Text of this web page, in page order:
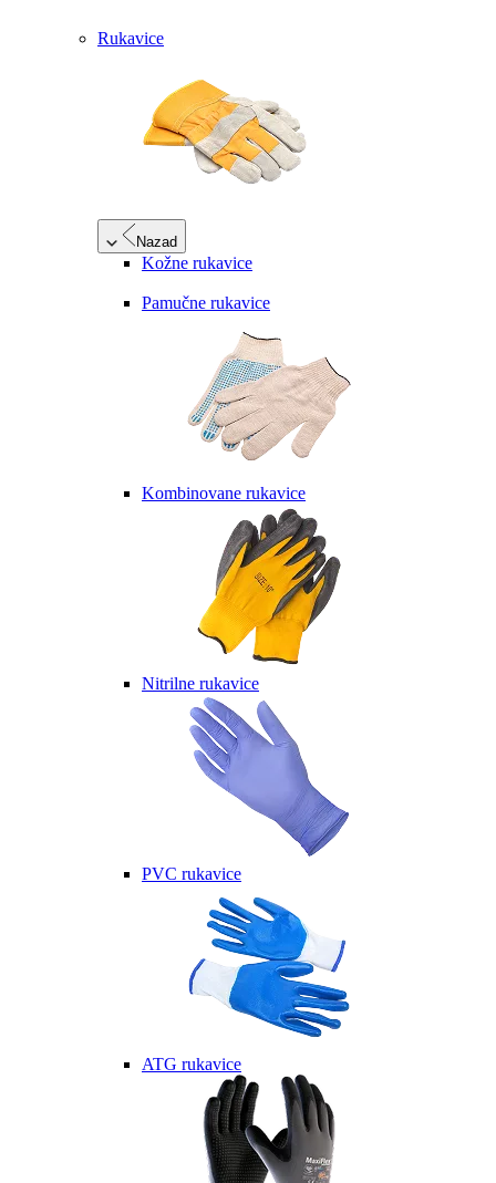
Rukavice
Nazad
Kožne rukavice
Pamučne rukavice
Kombinovane rukavice
Nitrilne rukavice
PVC rukavice
ATG rukavice